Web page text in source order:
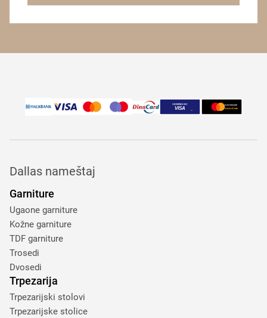
Dallas nameštaj
Garniture
Ugaone garniture
Kožne garniture
TDF garniture
Trosedi
Dvosedi
Trpezarija
Trpezarijski stolovi
Trpezarijske stolice